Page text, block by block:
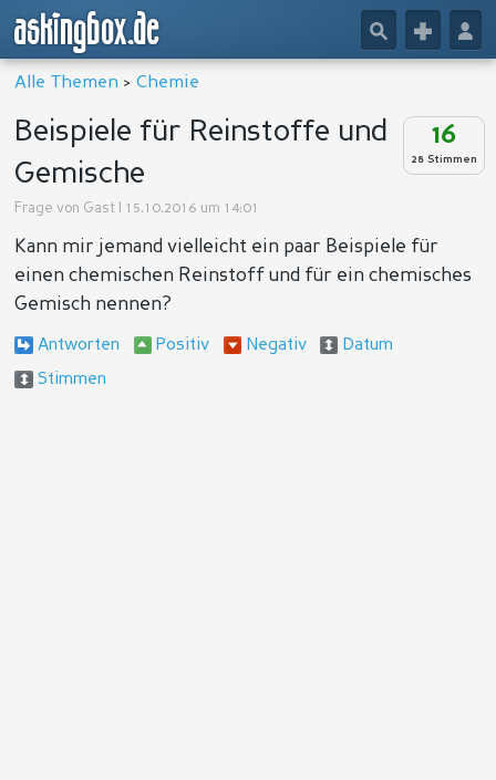
askingbox.de 👤
+
🔎
Alle Themen >Chemie
16
28 Stimmen
Beispiele für Reinstoffe und
Gemische
Frage von Gast | 15.10.2016 um 14:01
Kann mir jemand vielleicht ein paar Beispiele für
einen chemischen Reinstoff und für ein chemisches
Gemisch nennen?
Antworten